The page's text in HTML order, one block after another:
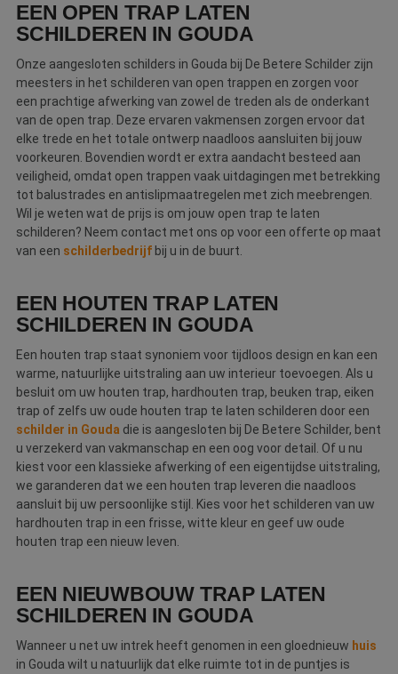
nieuw uit.
EEN OPEN TRAP LATEN
SCHILDEREN IN GOUDA
Onze aangesloten schilders in Gouda bij De Betere Schilder zijn
meesters in het schilderen van open trappen en zorgen voor
een prachtige afwerking van zowel de treden als de onderkant
van de open trap. Deze ervaren vakmensen zorgen ervoor dat
elke trede en het totale ontwerp naadloos aansluiten bij jouw
voorkeuren. Bovendien wordt er extra aandacht besteed aan
veiligheid, omdat open trappen vaak uitdagingen met betrekking
tot balustrades en antislipmaatregelen met zich meebrengen.
Wil je weten wat de prijs is om jouw open trap te laten
schilderen? Neem contact met ons op voor een offerte op maat
van een schilderbedrijf bij u in de buurt.
EEN HOUTEN TRAP LATEN
SCHILDEREN IN GOUDA
Een houten trap staat synoniem voor tijdloos design en kan een
warme, natuurlijke uitstraling aan uw interieur toevoegen. Als u
besluit om uw houten trap, hardhouten trap, beuken trap, eiken
trap of zelfs uw oude houten trap te laten schilderen door een
schilder in Gouda die is aangesloten bij De Betere Schilder, bent
u verzekerd van vakmanschap en een oog voor detail. Of u nu
kiest voor een klassieke afwerking of een eigentijdse uitstraling,
we garanderen dat we een houten trap leveren die naadloos
aansluit bij uw persoonlijke stijl. Kies voor het schilderen van uw
hardhouten trap in een frisse, witte kleur en geef uw oude
houten trap een nieuw leven.
EEN NIEUWBOUW TRAP LATEN
SCHILDEREN IN GOUDA
Wanneer u net uw intrek heeft genomen in een gloednieuw huis
in Gouda wilt u natuurlijk dat elke ruimte tot in de puntjes is